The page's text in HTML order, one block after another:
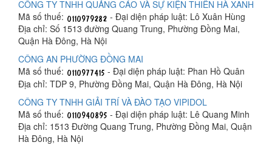
CÔNG TY TNHH QUẢNG CÁO VÀ SỰ KIỆN THIÊN HÀ XANH
Mã số thuế:
- Đại diện pháp luật: Lô Xuân Hùng
Địa chỉ: Số 1513 đường Quang Trung, Phường Đồng Mai,
Quận Hà Đông, Hà Nội
CÔNG AN PHƯỜNG ĐỒNG MAI
Mã số thuế:
- Đại diện pháp luật: Phan Hồ Quân
Địa chỉ: TDP 9, Phường Đồng Mai, Quận Hà Đông, Hà Nội
CÔNG TY TNHH GIẢI TRÍ VÀ ĐÀO TẠO VIPIDOL
Mã số thuế:
- Đại diện pháp luật: Lê Quang Minh
Địa chỉ: 1513 Đường Quang Trung, Phường Đồng Mai, Quận
Hà Đông, Hà Nội